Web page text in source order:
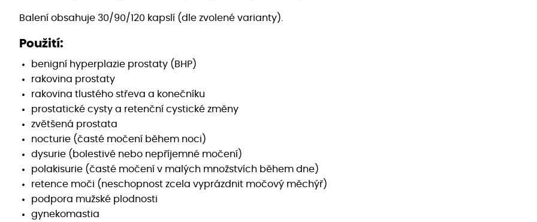
Balení obsahuje 30/90/120 kapslí (dle zvolené varianty).
Použití:
benigní hyperplazie prostaty (BHP)
rakovina prostaty
rakovina tlustého střeva a konečníku
prostatické cysty a retenční cystické změny
zvětšená prostata
nocturie (časté močení během noci)
dysurie (bolestivé nebo nepříjemné močení)
polakisurie (časté močení v malých množstvích během dne)
retence moči (neschopnost zcela vyprázdnit močový měchýř)
podpora mužské plodnosti
gynekomastia